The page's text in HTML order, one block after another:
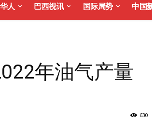
人 巴西视讯 国际局势 中国
年油气产量
630